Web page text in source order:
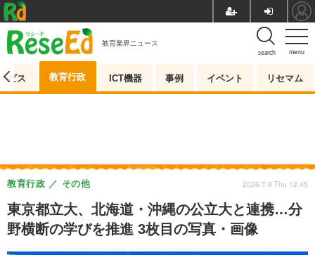
menu
search
教育業界ニュース
ビス 教育行政 ICT機器 事例 イベント リセマム
東京都立大、北海道・沖縄の公立大と連携…分
野横断の学びを推進 3枚目の写真・画像
教育行政 その他 2026.7.9 Thu 12:45